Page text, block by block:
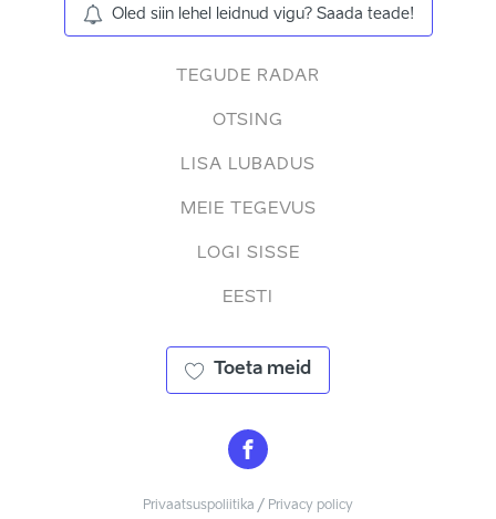
Oled siin lehel leidnud vigu? Saada teade!
TEGUDE RADAR
OTSING
LISA LUBADUS
MEIE TEGEVUS
LOGI SISSE
EESTI
Toeta meid
Privaatsuspoliitika / Privacy policy